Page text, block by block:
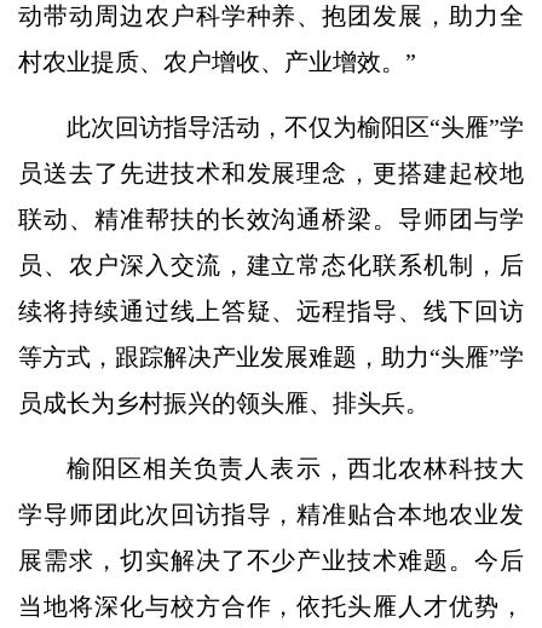
动带动周边农户科学种养、抱团发展，助力全
村农业提质、农户增收、产业增效。”
此次回访指导活动，不仅为榆阳区“头雁”学
员送去了先进技术和发展理念，更搭建起校地
联动、精准帮扶的长效沟通桥梁。导师团与学
员、农户深入交流，建立常态化联系机制，后
续将持续通过线上答疑、远程指导、线下回访
等方式，跟踪解决产业发展难题，助力“头雁”学
员成长为乡村振兴的领头雁、排头兵。
榆阳区相关负责人表示，西北农林科技大
学导师团此次回访指导，精准贴合本地农业发
展需求，切实解决了不少产业技术难题。今后
当地将深化与校方合作，依托头雁人才优势，